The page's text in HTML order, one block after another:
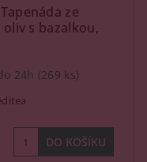
ze
oliv s bazalkou,
24h (269 ks)